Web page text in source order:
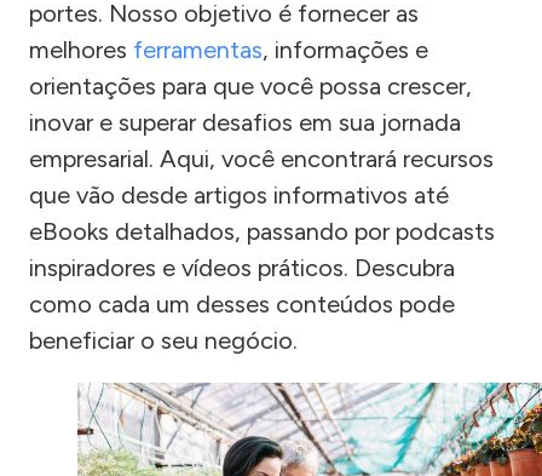
portes. Nosso objetivo é fornecer as
melhores ferramentas, informações e
orientações para que você possa crescer,
inovar e superar desafios em sua jornada
empresarial. Aqui, você encontrará recursos
que vão desde artigos informativos até
eBooks detalhados, passando por podcasts
inspiradores e vídeos práticos. Descubra
como cada um desses conteúdos pode
beneficiar o seu negócio.